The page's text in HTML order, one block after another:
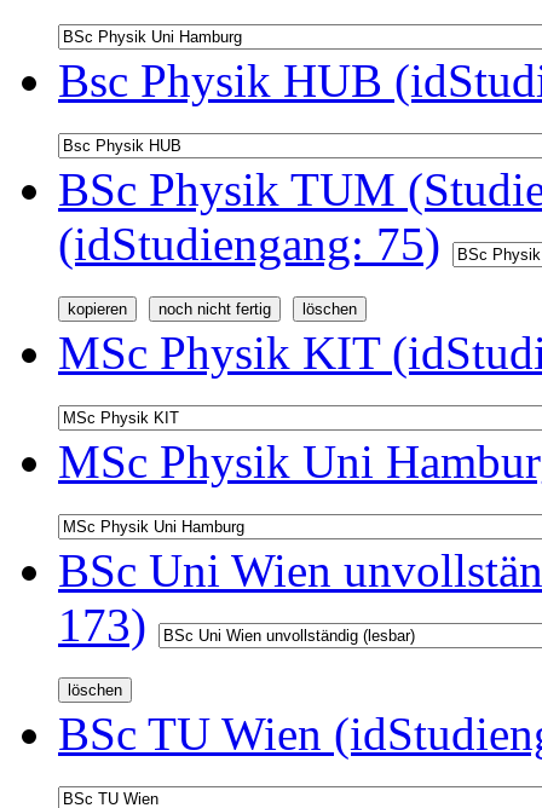
Bsc Physik HUB
BSc Physik TUM
(idStudiengang: 75)
MSc Physik KIT
MSc Physik Uni
BSc Uni Wien
173)
BSc TU Wien